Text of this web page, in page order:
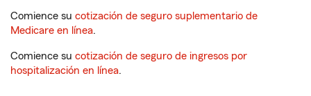
Comience su cotización de seguro suplementario de
Medicare en línea.
Comience su cotización de seguro de ingresos por
hospitalización en línea.